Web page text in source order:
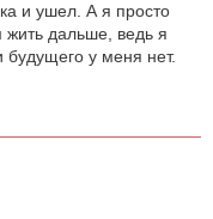
и ушел. А я просто
дальше, ведь я
у меня нет.